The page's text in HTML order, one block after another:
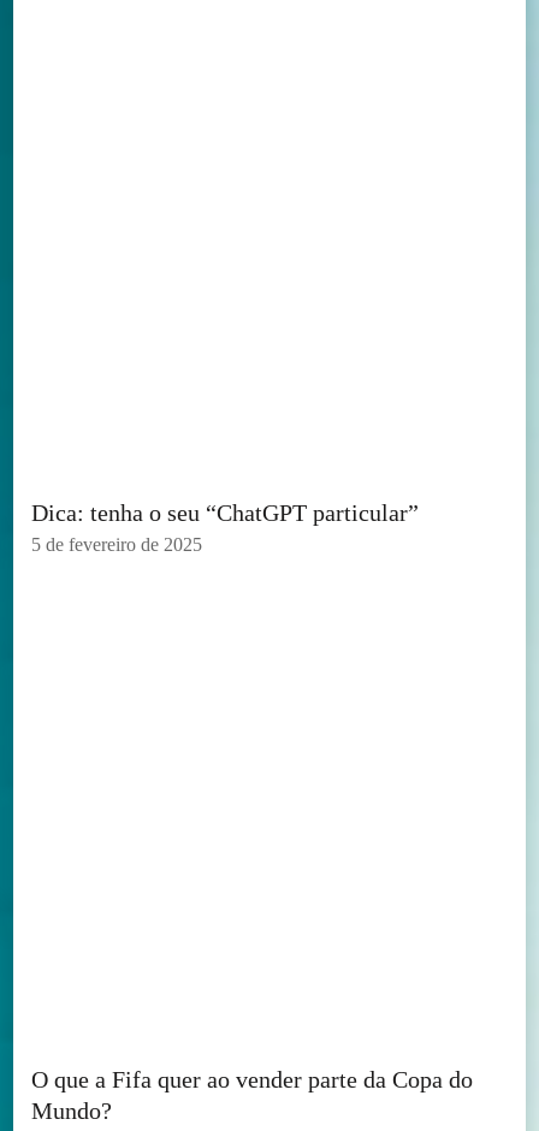
Dica: tenha o seu “ChatGPT particular”
5 de fevereiro de 2025
O que a Fifa quer ao vender parte da Copa do
Mundo?